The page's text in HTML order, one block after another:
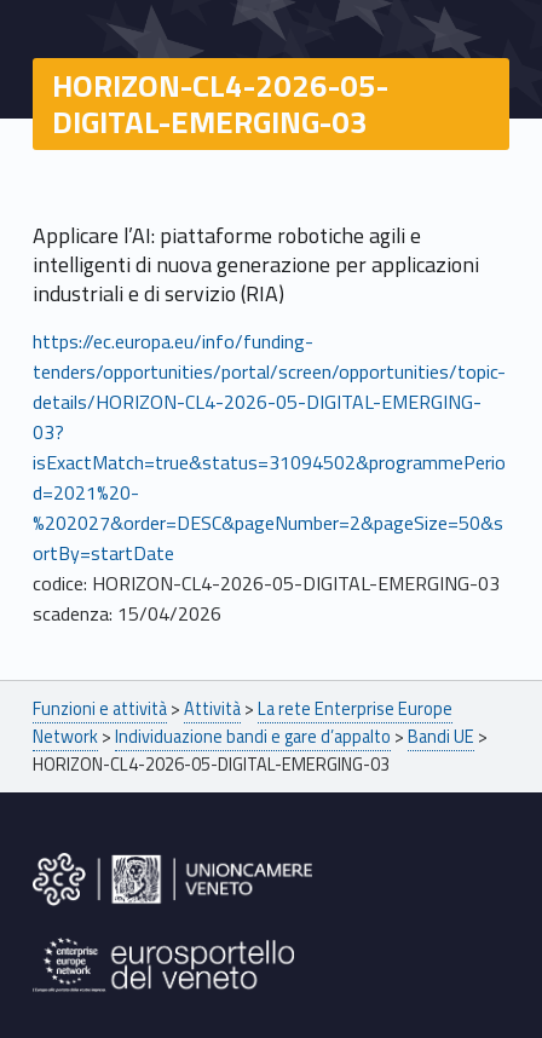
HORIZON-CL4-2026-05-
DIGITAL-EMERGING-03
Applicare l’AI: piattaforme robotiche agili e
intelligenti di nuova generazione per applicazioni
industriali e di servizio (RIA)
https://ec.europa.eu/info/funding-
tenders/opportunities/portal/screen/opportunities/topic-
details/HORIZON-CL4-2026-05-DIGITAL-EMERGING-
03?
isExactMatch=true&status=31094502&programmePerio
d=2021%20-
%202027&order=DESC&pageNumber=2&pageSize=50&s
ortBy=startDate
codice: HORIZON-CL4-2026-05-DIGITAL-EMERGING-03
scadenza: 15/04/2026
Breadcrumbs navigation
Funzioni e attività>Attività>La rete Enterprise Europe
Network>Individuazione bandi e gare d’appalto >Bandi UE >
HORIZON-CL4-2026-05-DIGITAL-EMERGING-03